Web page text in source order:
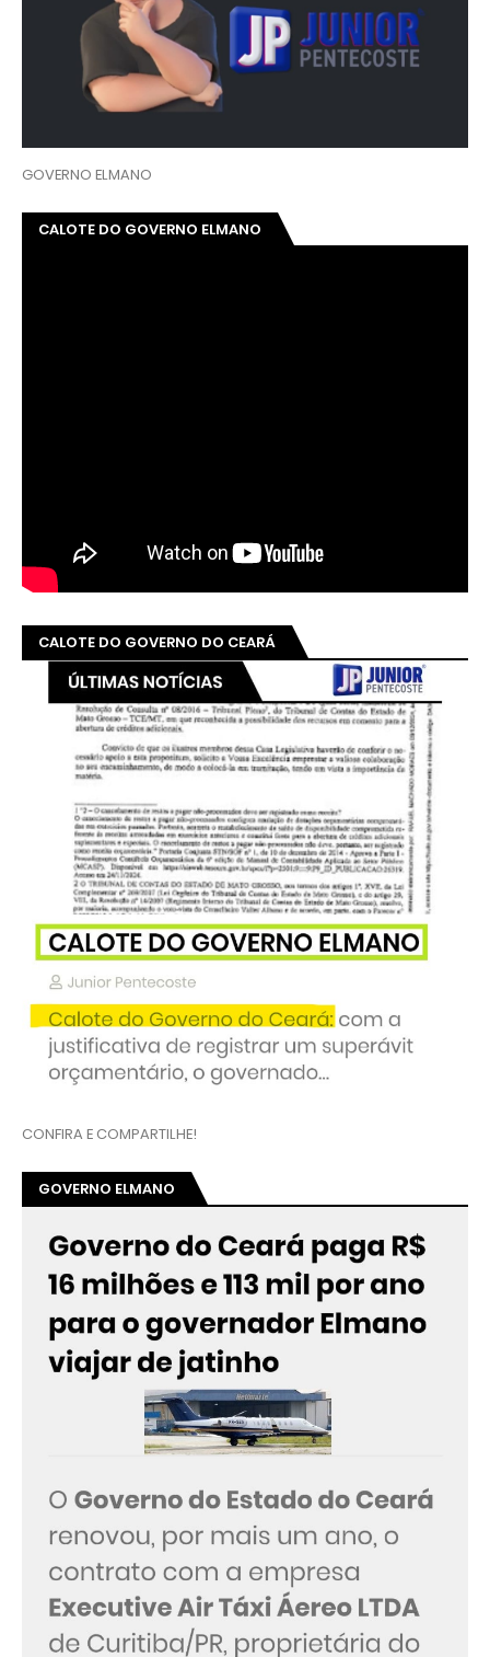
GOVERNO ELMANO
CALOTE DO GOVERNO ELMANO
CALOTE DO GOVERNO DO CEARÁ
CONFIRA E COMPARTILHE!
GOVERNO ELMANO